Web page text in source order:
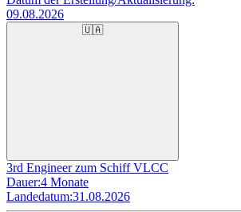
09.08.2026
🇺🇦
3rd Engineer zum Schiff VLCC
Dauer:4 Monate
Landedatum:31.08.2026